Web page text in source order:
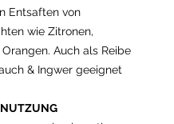
Entsaften von
wie Zitronen,
Auch als Reibe
& Ingwer geeignet